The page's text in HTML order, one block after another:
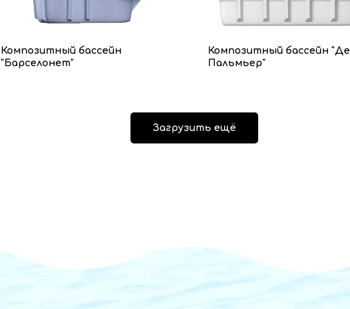
Композитный бассейн
"Барселонет"
Композитный бассейн "Де
Пальмьер"
Загрузить ещё